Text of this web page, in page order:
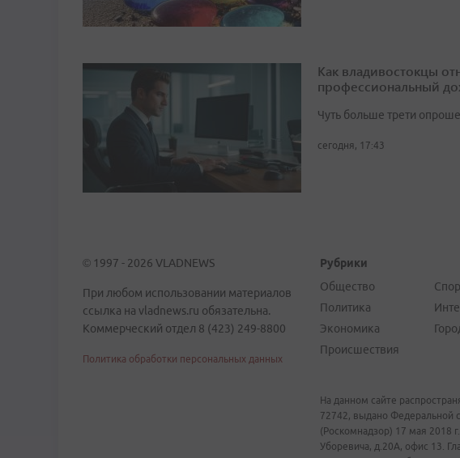
Как владивостокцы
профессиональный
Чуть больше трети
сегодня, 17:43
© 1997 - 2026 VLADNEWS
При любом использовании материалов
ссылка на vladnews.ru обязательна.
Коммерческий отдел 8 (423) 249-8800
Политика обработки персональных данных
Рубрики
Общество
Политика
Экономика
Происшествия
На данном сайте
72742, выдано Федеральной
(Роскомнадзор) 17 мая 2018
Уборевича, д.20А, офис 13.